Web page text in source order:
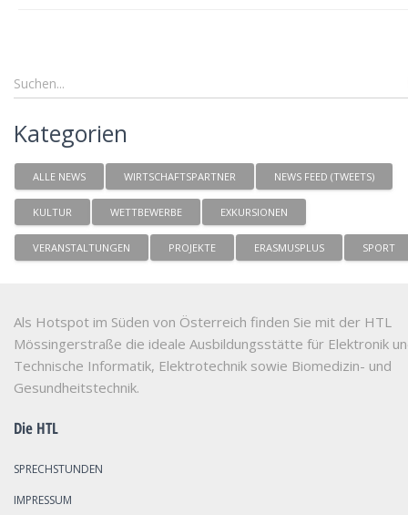
Kategorien
ALLE NEWS WIRTSCHAFTSPARTNER NEWS FEED (TWEETS)
KULTUR WETTBEWERBE EXKURSIONEN
VERANSTALTUNGEN PROJEKTE ERASMUSPLUS SPORT
Als Hotspot im Süden von Österreich finden Sie mit der HTL
Mössingerstraße die ideale Ausbildungsstätte für Elektronik
Technische Informatik, Elektrotechnik sowie Biomedizin- und
Gesundheitstechnik.
Die HTL
SPRECHSTUNDEN
IMPRESSUM